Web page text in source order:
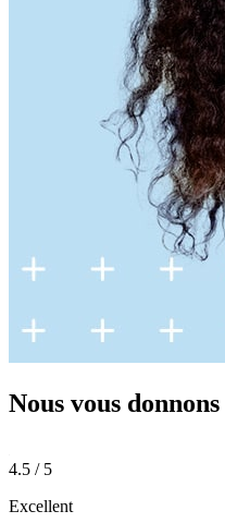
Nous vous donnons
4.5 / 5
Excellent